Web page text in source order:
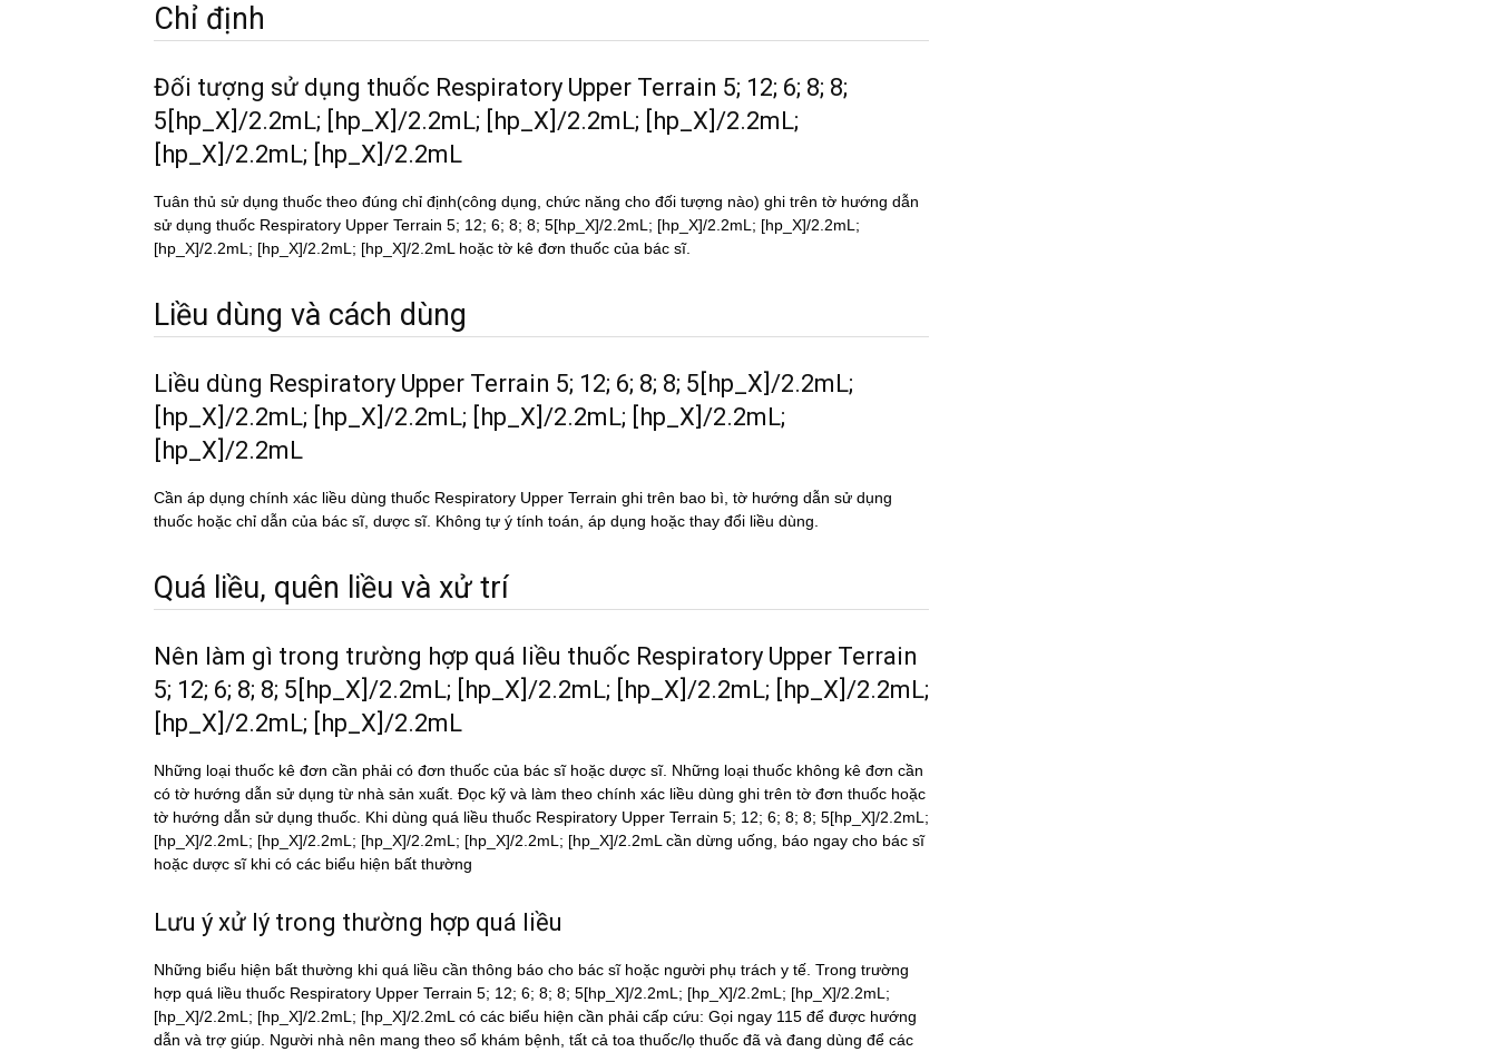
Chỉ định
Đối tượng sử dụng thuốc Respiratory Upper Terrain 5; 12; 6; 8; 8;
5[hp_X]/2.2mL; [hp_X]/2.2mL; [hp_X]/2.2mL; [hp_X]/2.2mL;
[hp_X]/2.2mL; [hp_X]/2.2mL
Tuân thủ sử dụng thuốc theo đúng chỉ định(công dụng, chức năng cho đối tượng nào) ghi trên tờ hướng dẫn
sử dụng thuốc Respiratory Upper Terrain 5; 12; 6; 8; 8; 5[hp_X]/2.2mL; [hp_X]/2.2mL; [hp_X]/2.2mL;
[hp_X]/2.2mL; [hp_X]/2.2mL; [hp_X]/2.2mL hoặc tờ kê đơn thuốc của bác sĩ.
Liều dùng và cách dùng
Liều dùng Respiratory Upper Terrain 5; 12; 6; 8; 8; 5[hp_X]/2.2mL;
[hp_X]/2.2mL; [hp_X]/2.2mL; [hp_X]/2.2mL; [hp_X]/2.2mL;
[hp_X]/2.2mL
Cần áp dụng chính xác liều dùng thuốc Respiratory Upper Terrain ghi trên bao bì, tờ hướng dẫn sử dụng
thuốc hoặc chỉ dẫn của bác sĩ, dược sĩ. Không tự ý tính toán, áp dụng hoặc thay đổi liều dùng.
Quá liều, quên liều và xử trí
Nên làm gì trong trường hợp quá liều thuốc Respiratory Upper Terrain
5; 12; 6; 8; 8; 5[hp_X]/2.2mL; [hp_X]/2.2mL; [hp_X]/2.2mL; [hp_X]/2.2mL;
[hp_X]/2.2mL; [hp_X]/2.2mL
Những loại thuốc kê đơn cần phải có đơn thuốc của bác sĩ hoặc dược sĩ. Những loại thuốc không kê đơn cần
có tờ hướng dẫn sử dụng từ nhà sản xuất. Đọc kỹ và làm theo chính xác liều dùng ghi trên tờ đơn thuốc hoặc
tờ hướng dẫn sử dụng thuốc. Khi dùng quá liều thuốc Respiratory Upper Terrain 5; 12; 6; 8; 8; 5[hp_X]/2.2mL;
[hp_X]/2.2mL; [hp_X]/2.2mL; [hp_X]/2.2mL; [hp_X]/2.2mL; [hp_X]/2.2mL cần dừng uống, báo ngay cho bác sĩ
hoặc dược sĩ khi có các biểu hiện bất thường
Lưu ý xử lý trong thường hợp quá liều
Những biểu hiện bất thường khi quá liều cần thông báo cho bác sĩ hoặc người phụ trách y tế. Trong trường
hợp quá liều thuốc Respiratory Upper Terrain 5; 12; 6; 8; 8; 5[hp_X]/2.2mL; [hp_X]/2.2mL; [hp_X]/2.2mL;
[hp_X]/2.2mL; [hp_X]/2.2mL; [hp_X]/2.2mL có các biểu hiện cần phải cấp cứu: Gọi ngay 115 để được hướng
dẫn và trợ giúp. Người nhà nên mang theo sổ khám bệnh, tất cả toa thuốc/lọ thuốc đã và đang dùng để các